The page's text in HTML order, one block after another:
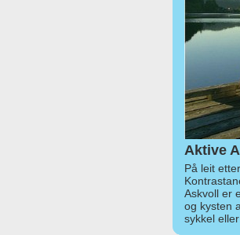
Aktive
På leit
Askvoll er
og kysten
sykkel